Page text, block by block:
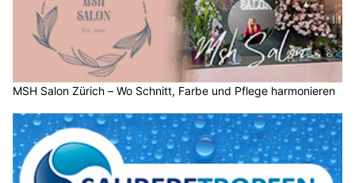
MSH Salon Zürich – Wo Schnitt, Farbe und Pflege harmonieren